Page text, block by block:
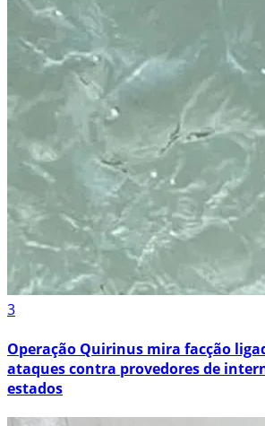
3
Operação Quirinus mira facção
ataques contra provedores de
estados